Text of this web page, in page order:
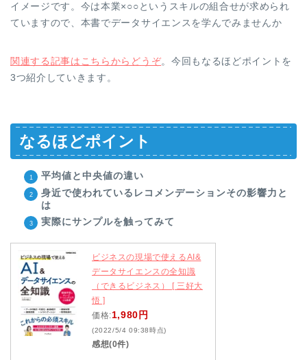
イメージです。今は本業×○○というスキルの組合せが求められ
ていますので、本書でデータサイエンスを学んでみませんか
関連する記事はこちらからどうぞ。今回もなるほどポイントを
3つ紹介していきます。
なるほどポイント
平均値と中央値の違い
身近で使われているレコメンデーションその影響力と
は
実際にサンプルを触ってみて
ビジネスの現場で使えるAI&
データサイエンスの全知識
（できるビジネス） [ 三好大
悟 ]
価格:1,980円
(2022/5/4 09:38時点)
感想(0件)